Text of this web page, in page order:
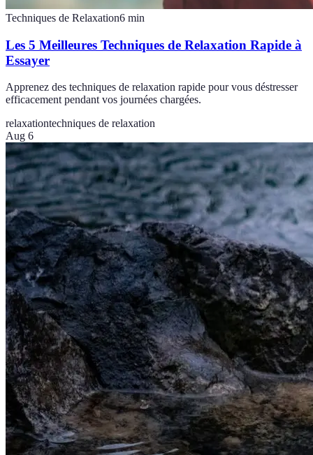
Techniques de Relaxation6 min
Les 5 Meilleures Techniques de Relaxation Rapide à
Essayer
Apprenez des techniques de relaxation rapide pour vous déstresser
efficacement pendant vos journées chargées.
relaxationtechniques de relaxation
Aug 6